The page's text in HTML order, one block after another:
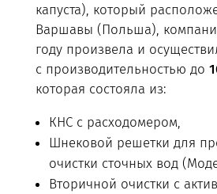
капуста), который
Варшавы (Польша),
году произвела и
с производительностью до
которая состояла из:
КНС с расходомером,
Шнековой решетки для
очистки сточных вод
Вторичной очистки с